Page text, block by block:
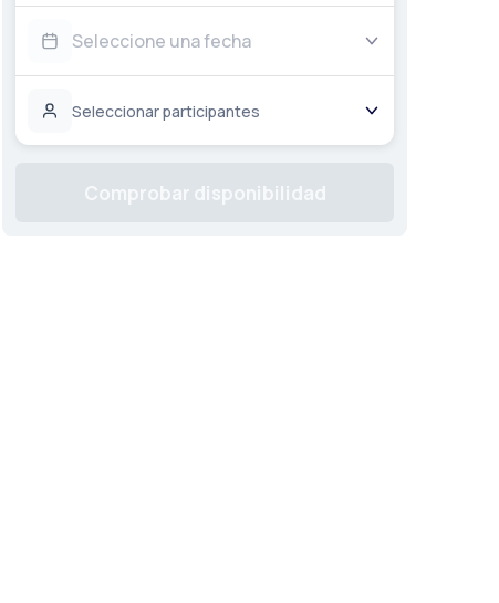
Seleccione una fecha
Seleccionar participantes
Comprobar disponibilidad